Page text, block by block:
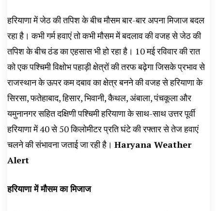
हरियाणा में जेठ की तपिश के बीच मौसम बार-बार अपना मिजाज बदल
रहा है। कभी गर्म हवाएं तो कभी मौसम में बदलाव की वजह से जेठ की
तपिश के बीच ठंड का एहसास भी हो रहा है। 10 मई रविवार की रात
को एक पश्चिमी विक्षोभ पहाड़ी क्षेत्रों की तरफ बढ़ेगा जिसके प्रभाव से
राजस्थान के ऊपर कम दबाव का क्षेत्र बनने की वजह से हरियाणा के
सिरसा, फतेहाबाद, हिसार, भिवानी, कैथल, अंबाला, पंचकूला और
यमुनानगर सहित दक्षिणी पश्चिमी हरियाणा के साथ-साथ उत्तर पूर्वी
हरियाणा में 40 से 50 किलोमीटर प्रति घंटे की रफ्तार से तेज हवाएं
चलने की संभावना जताई जा रही है। Haryana Weather
Alert
हरियाणा में मौसम का मिजाज